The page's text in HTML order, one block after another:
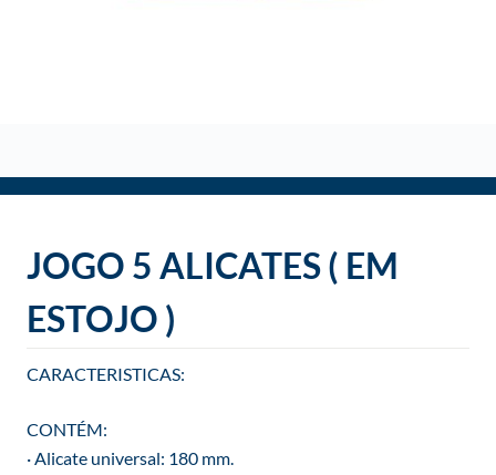
JOGO 5 ALICATES ( EM
ESTOJO )
CARACTERISTICAS:
CONTÉM:
· Alicate universal: 180 mm.